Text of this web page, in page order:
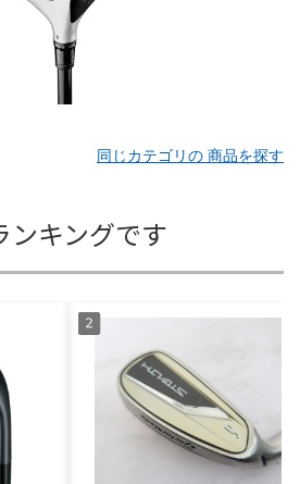
同じカテゴリの 商品を探す
ンキングです